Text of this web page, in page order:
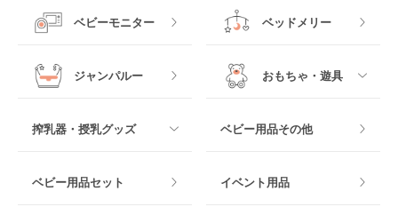
ベビーベッドその他
ヒップシート
抱っこ紐その他
木製
マット製
すべて
ベビーモニター ベッドメリー
ジャンパルー おもちゃ・遊具
搾乳器・授乳グッズ ベビー用品その他
ベビー用品セット イベント用品